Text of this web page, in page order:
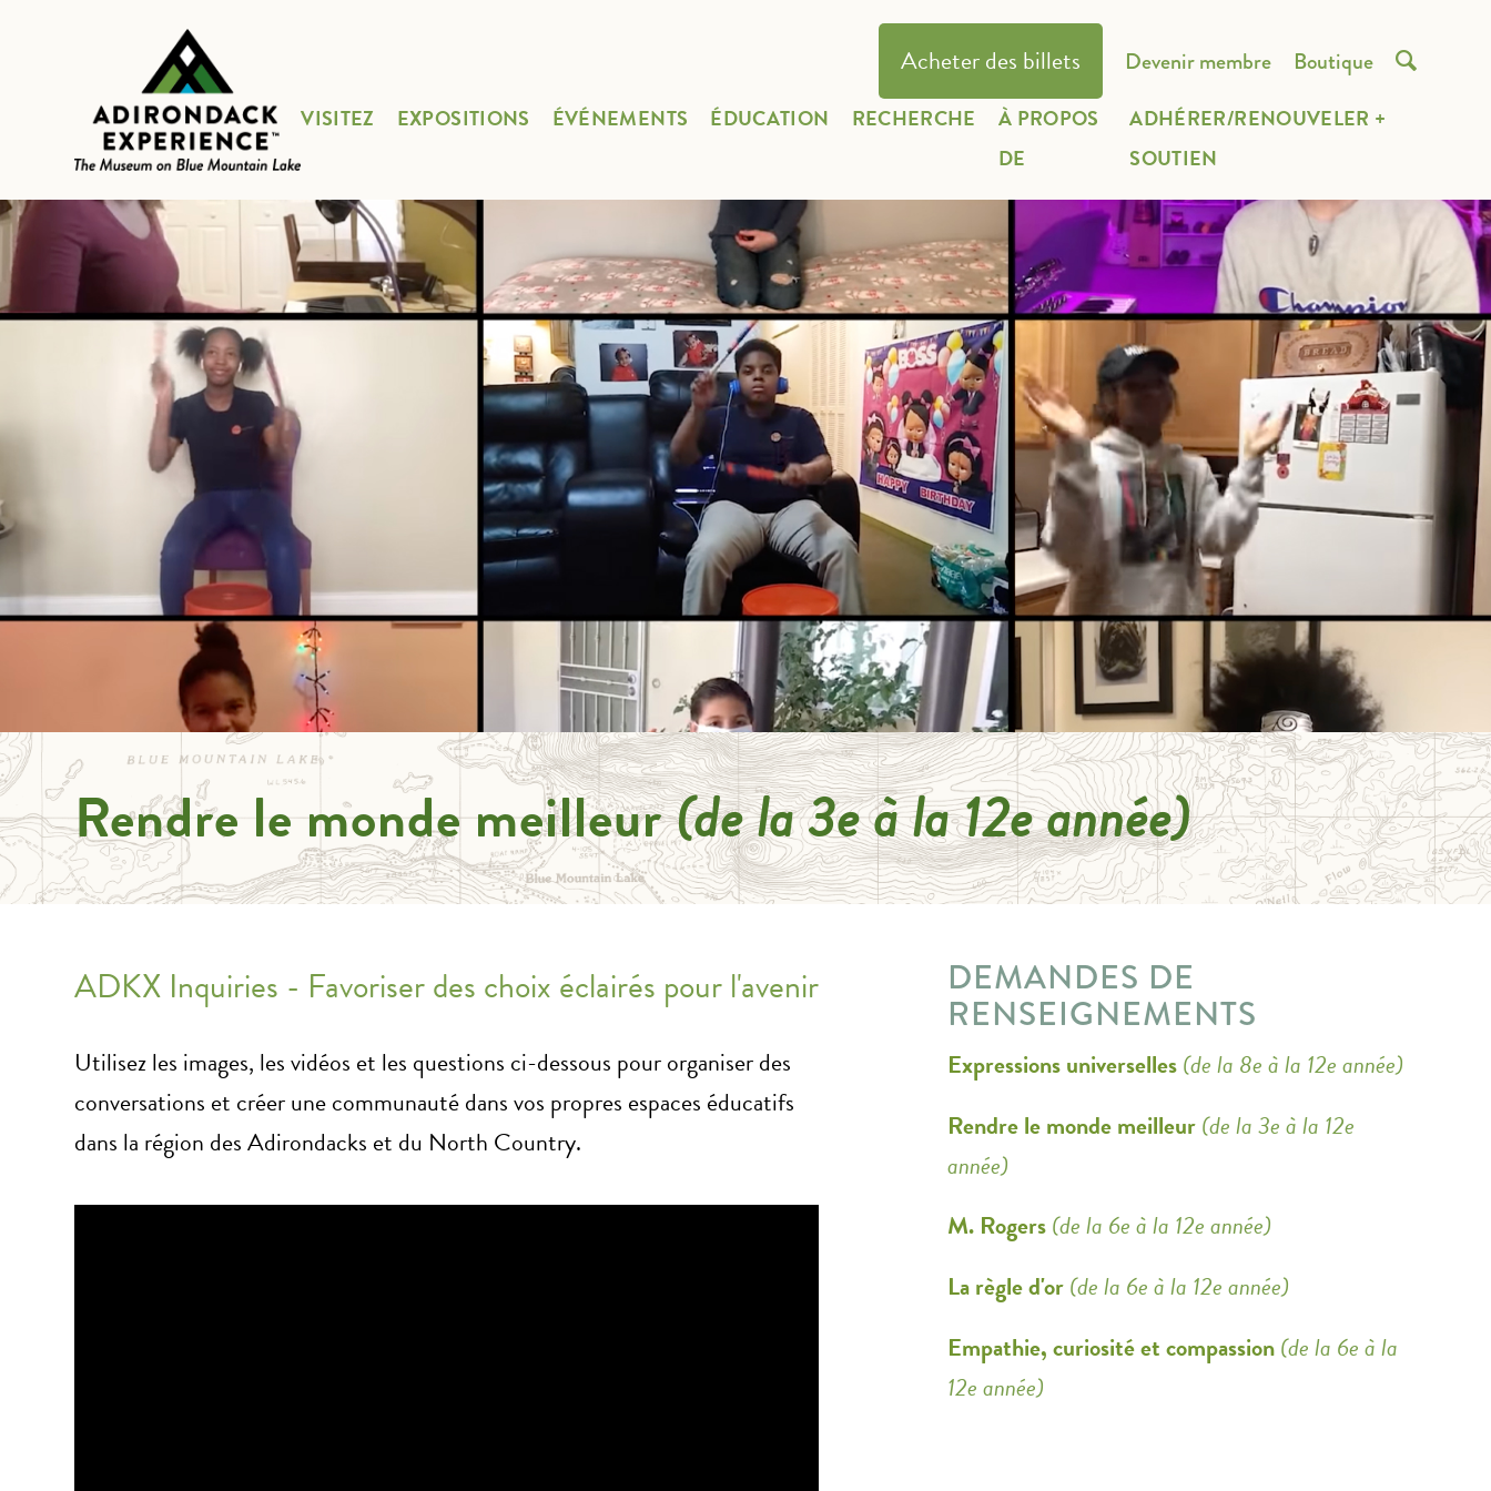
Acheter des billets Devenir membre Boutique 
VISITEZ EXPOSITIONS ÉVÉNEMENTS ÉDUCATION RECHERCHE
À PROPOS
DE
ADHÉRER/RENOUVELER +
SOUTIEN
Rendre le monde meilleur(de la 3e à la 12e année)
ADKX Inquiries - Favoriser des choix éclairés pour l'avenir
Utilisez les images, les vidéos et les questions ci-dessous pour organiser des
conversations et créer une communauté dans vos propres espaces éducatifs
dans la région des Adirondacks et du North Country.
DEMANDES DE
RENSEIGNEMENTS
Expressions universelles(de la 8e à la 12e année)
Rendre le monde meilleur(de la 3e à la 12e
année)
M. Rogers(de la 6e à la 12e année)
La règle d'or(de la 6e à la 12e année)
Empathie, curiosité et compassion(de la 6e à la
12e année)